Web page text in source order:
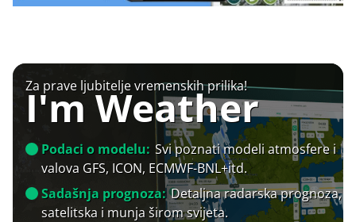
Za prave ljubitelje vremenskih prilika!
I'm Weather
Podaci o modelu: Svi poznati modeli atmosfere i
valova GFS, ICON, ECMWF-BNL+itd.
Sadašnja prognoza: Detaljna radarska prognoza,
satelitska i munja širom svijeta.